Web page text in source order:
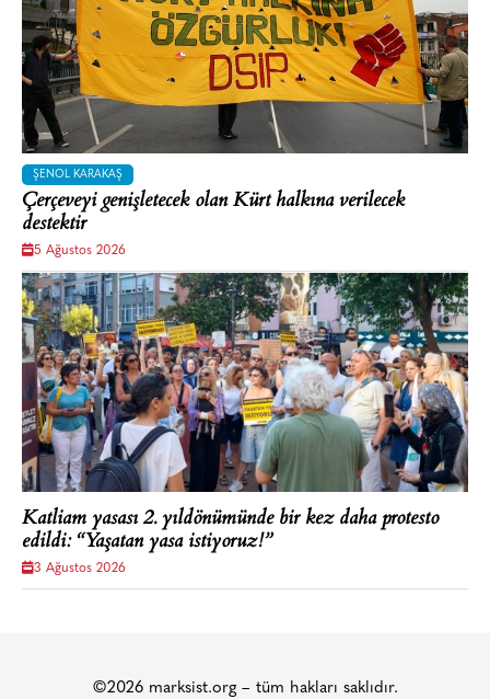
ŞENOL KARAKAŞ
Çerçeveyi genişletecek olan Kürt halkına verilecek
destektir
5 Ağustos 2026
Katliam yasası 2. yıldönümünde bir kez daha protesto
edildi: “Yaşatan yasa istiyoruz!”
3 Ağustos 2026
©2026 marksist.org – tüm hakları saklıdır.